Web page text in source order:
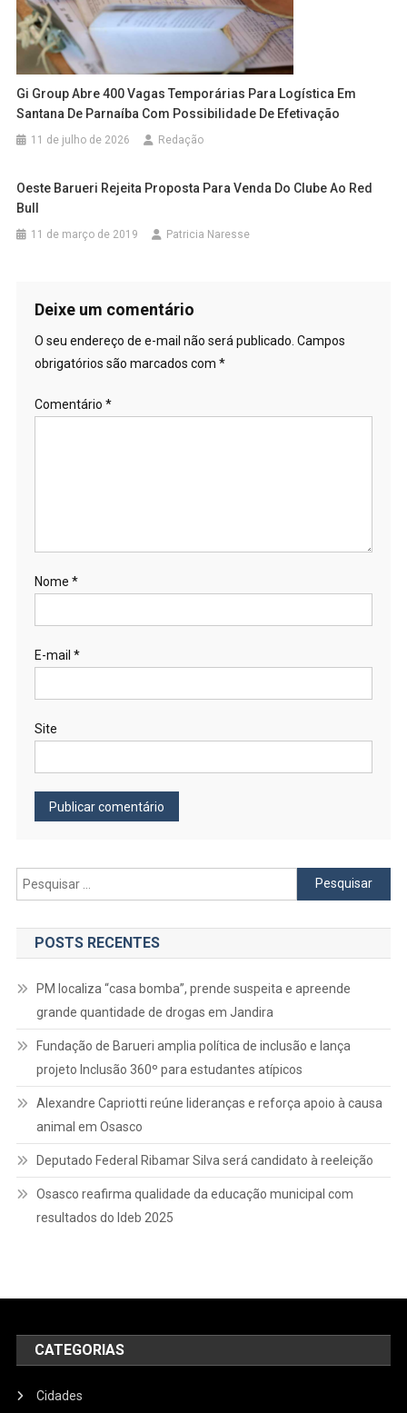
Gi Group Abre 400 Vagas Temporárias Para Logística Em
Santana De Parnaíba Com Possibilidade De Efetivação
11 de julho de 2026 Redação
Oeste Barueri Rejeita Proposta Para Venda Do Clube Ao Red
Bull
11 de março de 2019 Patricia Naresse
Deixe um comentário
O seu endereço de e-mail não será publicado. Campos
obrigatórios são marcados com *
Comentário *
Nome *
E-mail *
Site
Pesquisar
por:
POSTS RECENTES
PM localiza “casa bomba”, prende suspeita e apreende
grande quantidade de drogas em Jandira
Fundação de Barueri amplia política de inclusão e lança
projeto Inclusão 360º para estudantes atípicos
Alexandre Capriotti reúne lideranças e reforça apoio à causa
animal em Osasco
Deputado Federal Ribamar Silva será candidato à reeleição
Osasco reafirma qualidade da educação municipal com
resultados do Ideb 2025
CATEGORIAS
Cidades